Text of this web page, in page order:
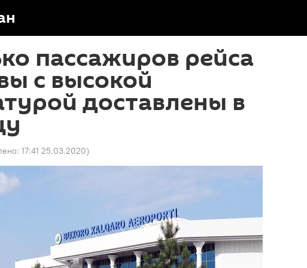
пассажиров рейса
с высокой
доставлены в
17:41 25.03.2020)